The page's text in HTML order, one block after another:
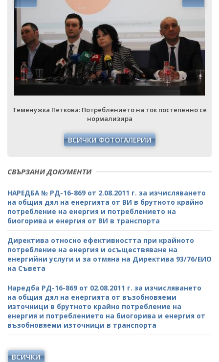
Теменужка Петкова: Потреблението на ток постепенно се
нормализира
ВСИЧКИ ФОТОГАЛЕРИИ
СВЪРЗАНИ ДОКУМЕНТИ
НАРЕДБА № РД-16-869 от 2.08.2011 г. за изчисляването
на общия дял на енергията от ВИ в брутното крайно
потребление на енергия и потреблението на
биогорива и енергия от ВИ в транспорта
Директива относно ефективността при крайното
потребление на енергия и осъществяване на
енергийни услуги и за отмяна на Директива 93/76/ЕИО
на Съвета
Наредба РД-16-869 от 02.08.2011 г. за изчисляването
на общия дял на енергията от възобновяеми
източници в брутното крайно потребление на
енергия и потреблението на биогорива и енергия от
възобновяеми източници в транспорта
ВСИЧКИ